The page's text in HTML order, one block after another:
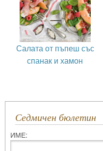
Салата от пъпеш със
спанак и хамон
Седмичен бюлетин
ИМЕ: